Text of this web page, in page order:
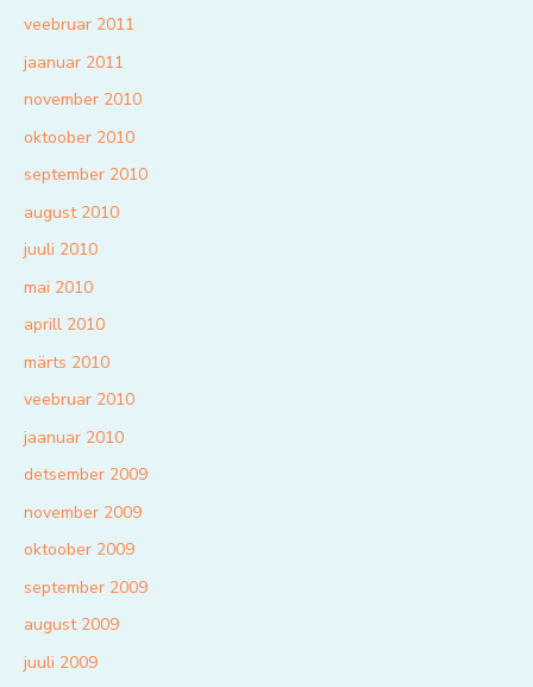
veebruar 2011
jaanuar 2011
november 2010
oktoober 2010
september 2010
august 2010
juuli 2010
mai 2010
aprill 2010
märts 2010
veebruar 2010
jaanuar 2010
detsember 2009
november 2009
oktoober 2009
september 2009
august 2009
juuli 2009